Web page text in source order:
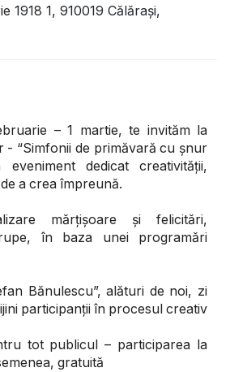
1918 1, 910019 Călărași,
– 1 martie, te invităm la
- “Simfonii de primăvară cu șnur
dedicat creativității,
a crea împreună.
mărțișoare și felicitări,
în baza unei programări
Bănulescu”, alături de noi, zi
participanții în procesul creativ
tot publicul – participarea la
gratuită